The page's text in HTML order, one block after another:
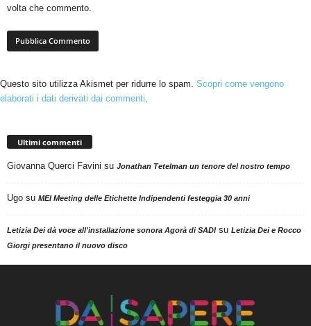
volta che commento.
Questo sito utilizza Akismet per ridurre lo spam. Scopri come vengono
elaborati i dati derivati dai commenti.
Ultimi commenti
Giovanna Querci Favini su Jonathan Tetelman un tenore del nostro tempo
Ugo su MEI Meeting delle Etichette Indipendenti festeggia 30 anni
Letizia Dei dà voce all'installazione sonora Agorà di SADIsu Letizia Dei e Rocco
Giorgi presentano il nuovo disco